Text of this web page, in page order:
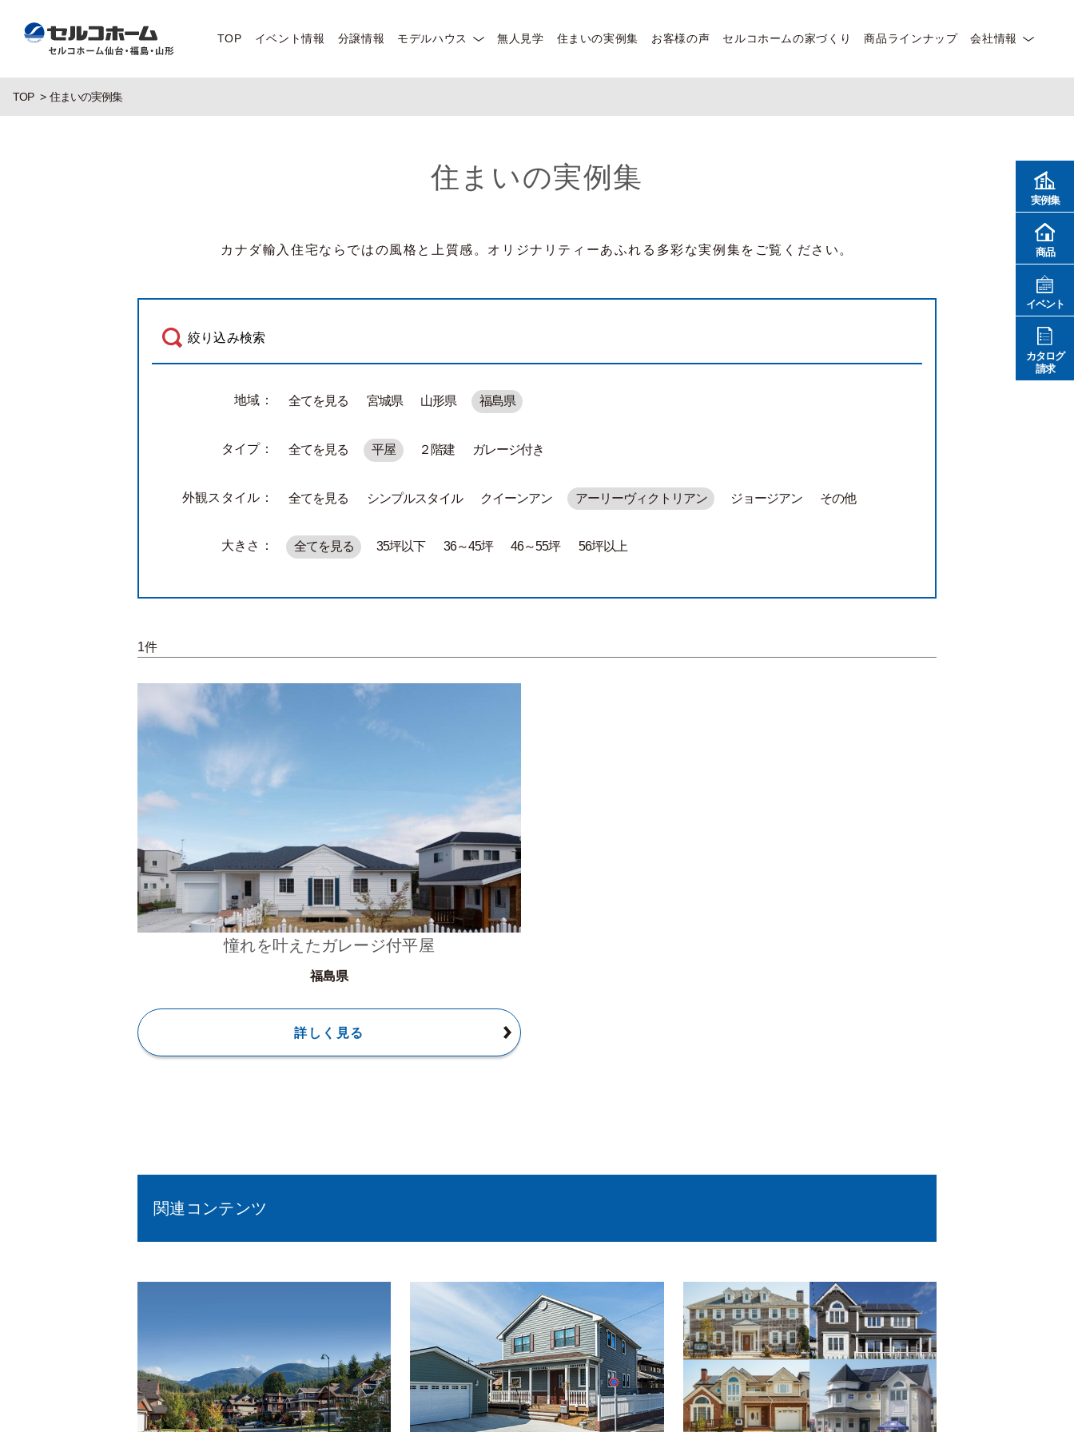
TOP イベント情報 分譲情報 モデルハウス 無人見学 住まいの実例集 お客様の声 セルコホームの家づくり 商品ラインナップ 会社情報
TOP 住まいの実例集
住まいの実例集
カナダ輸入住宅ならではの風格と上質感。オリジナリティーあふれる多彩な実例集をご覧ください。
絞り込み検索
地域： 全てを見る 宮城県 山形県 福島県
タイプ： 全てを見る 平屋 ２階建 ガレージ付き
外観スタイル： 全てを見る シンプルスタイル クイーンアン アーリーヴィクトリアン ジョージアン その他
大きさ： 全てを見る 35坪以下 36～45坪 46～55坪 56坪以上
1件
憧れを叶えたガレージ付平屋
福島県
詳しく見る
関連コンテンツ
実例集
商品
イベント
カタログ
請求